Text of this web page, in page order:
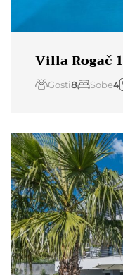
Villa Rogač 1
Gosti8 Sobe4